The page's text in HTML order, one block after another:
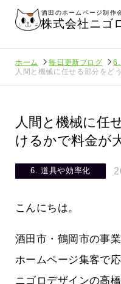
酒田のホームページ制作
株式会社ニゴ
ホーム 毎日更新ブログ
6.
人間と機械に任せる部分をど
人間と機械に任
けるかで料金が
6. 道具や効率化
こんにちは。
酒田市・鶴岡市の事
ホームページ集客で
ニゴロデザインの高橋
より利
って
酒田
って